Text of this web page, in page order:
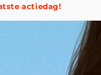
actiedag!